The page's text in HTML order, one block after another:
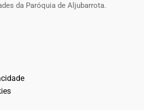
da Paróquia de Aljubarrota.